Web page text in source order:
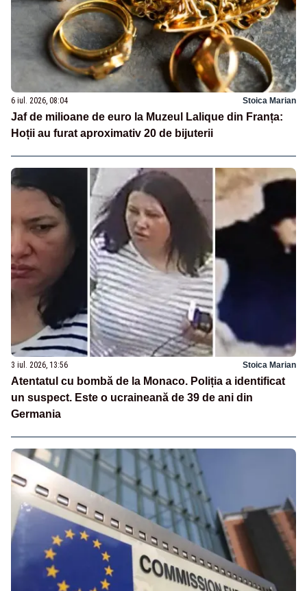
6 iul. 2026, 08:04 Stoica Marian
Jaf de milioane de euro la Muzeul Lalique din Franța:
Hoții au furat aproximativ 20 de bijuterii
3 iul. 2026, 13:56 Stoica Marian
Atentatul cu bombă de la Monaco. Poliția a identificat
un suspect. Este o ucraineană de 39 de ani din
Germania